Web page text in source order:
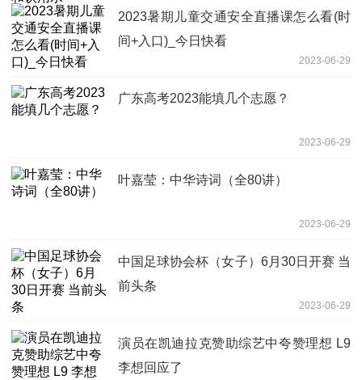
2023暑期儿童交通安全直播课怎么看(时
间+入口)_今日快看
2023-06-29
广东高考2023能填几个志愿？
2023-06-29
叶嘉莹：中华诗词（全80讲）
2023-06-29
中国足球协会杯（女子）6月30日开赛 当
前头条
2023-06-29
演员在凯迪拉克赞助综艺中夸赞理想 L9
李想回应了